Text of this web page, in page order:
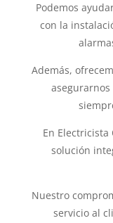
Podemos
con la
Además,
En
solución
Nuestro
servicio al